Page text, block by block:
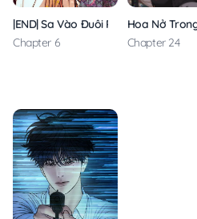
|END| Sa Vào Đuôi Rồng
Chapter 6
Hoa Nở
Chapter 24